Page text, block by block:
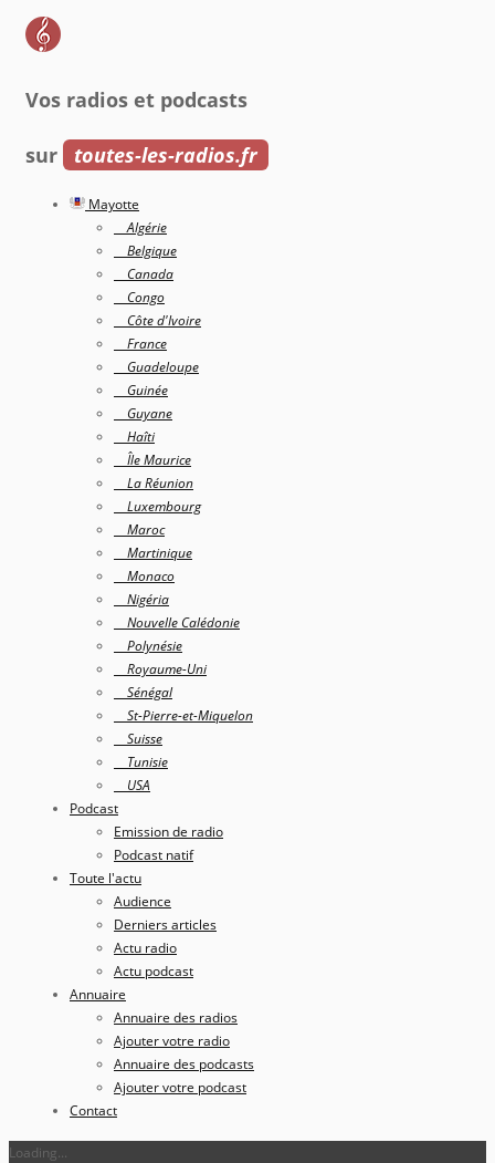
Vos radios et podcasts
sur toutes-les-radios.fr
Mayotte
Algérie
Belgique
Canada
Congo
Côte d'Ivoire
France
Guadeloupe
Guinée
Guyane
Haîti
Île Maurice
La Réunion
Luxembourg
Maroc
Martinique
Monaco
Nigéria
Nouvelle Calédonie
Polynésie
Royaume-Uni
Sénégal
St-Pierre-et-Miquelon
Suisse
Tunisie
USA
Podcast
Emission de radio
Podcast natif
Toute l'actu
Audience
Derniers articles
Actu radio
Actu podcast
Annuaire
Annuaire des radios
Ajouter votre radio
Annuaire des podcasts
Ajouter votre podcast
Contact
Loading...